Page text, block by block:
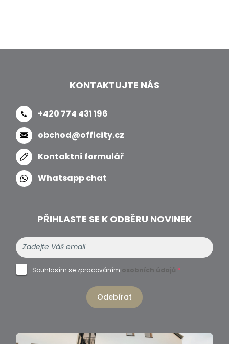
KONTAKTUJTE NÁS
+420 774 431 196
obchod@officity.cz
Kontaktní formulář
Whatsapp chat
PŘIHLASTE SE K ODBĚRU NOVINEK
Souhlasím se zpracováním osobních údajů *
Odebírat